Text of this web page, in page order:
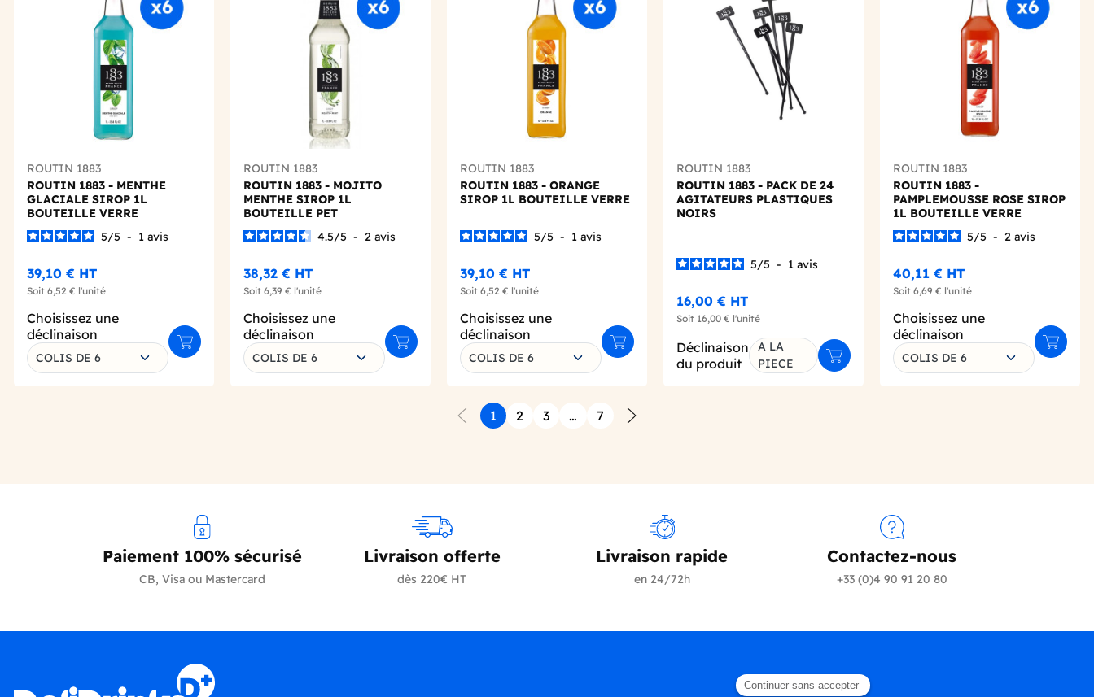
ROUTIN 1883
ROUTIN 1883 - MENTHE
GLACIALE SIROP 1L
BOUTEILLE VERRE
5/5 - 1 avis
39,10 € HT
Soit 6,52 € l'unité
Choisissez une
déclinaison
COLIS DE 6
Ajouter au panier
ROUTIN 1883
ROUTIN 1883 - MOJITO
MENTHE SIROP 1L
BOUTEILLE PET
4.5/5 - 2 avis
38,32 € HT
Soit 6,39 € l'unité
Choisissez une
déclinaison
COLIS DE 6
Ajouter au panier
ROUTIN 1883
ROUTIN 1883 - ORANGE
SIROP 1L BOUTEILLE VERRE
5/5 - 1 avis
39,10 € HT
Soit 6,52 € l'unité
Choisissez une
déclinaison
COLIS DE 6
Ajouter au panier
ROUTIN 1883
ROUTIN 1883 - PACK DE 24
AGITATEURS PLASTIQUES
NOIRS
5/5 - 1 avis
16,00 € HT
Soit 16,00 € l'unité
Déclinaison
du produit
A LA
PIECE
Ajouter au panier
ROUTIN 1883
ROUTIN 1883 -
PAMPLEMOUSSE ROSE SIROP
1L BOUTEILLE VERRE
5/5 - 2 avis
40,11 € HT
Soit 6,69 € l'unité
Choisissez une
déclinaison
COLIS DE 6
Ajouter
Précédent
1 2 3 …
7
Paiement 100% sécurisé
CB, Visa ou Mastercard
Livraison offerte
dès 220€ HT
Livraison rapide
en 24/72h
Contactez-nous
+33 (0)4 90 91 20 80